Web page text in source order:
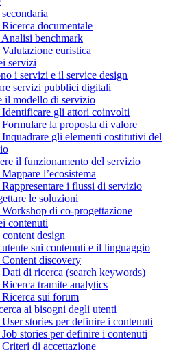
documentale
benchmark
euristica
servizi
i servizi e il service design
servizi pubblici digitali
il modello di servizio
Identificare gli attori coinvolti
Formulare la proposta di valore
Inquadrare gli elementi costitutivi del
il funzionamento del servizio
l’ecosistema
i flussi di servizio
le soluzioni
Workshop di co-progettazione
contenuti
design
sui contenuti e il linguaggio
discovery
di ricerca (search keywords)
tramite analytics
sui forum
ai bisogni degli utenti
stories per definire i contenuti
stories per definire i contenuti
di accettazione